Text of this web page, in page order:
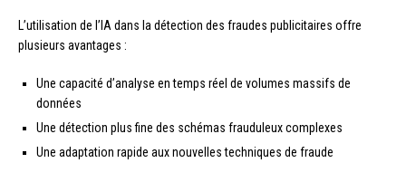
L’utilisation de l’IA dans la détection des fraudes publicitaires offre
plusieurs avantages :
Une capacité d’analyse en temps réel de volumes massifs de
données
Une détection plus fine des schémas frauduleux complexes
Une adaptation rapide aux nouvelles techniques de fraude